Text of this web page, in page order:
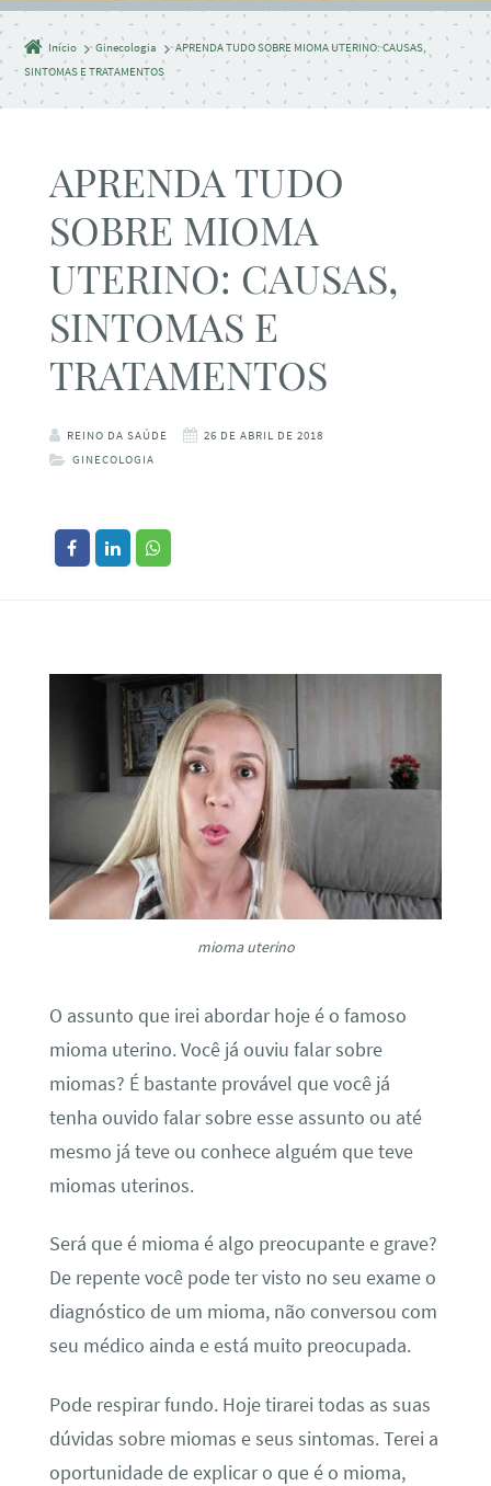
Início Ginecologia
APRENDA TUDO SOBRE MIOMA UTERINO: CAUSAS,
SINTOMAS E TRATAMENTOS
APRENDA TUDO
SOBRE MIOMA
UTERINO: CAUSAS,
SINTOMAS E
TRATAMENTOS
REINO DA SAÚDE
26 DE ABRIL DE 2018
GINECOLOGIA
mioma uterino
O assunto que irei abordar hoje é o famoso
mioma uterino. Você já ouviu falar sobre
miomas? É bastante provável que você já
tenha ouvido falar sobre esse assunto ou até
mesmo já teve ou conhece alguém que teve
miomas uterinos.
Será que é mioma é algo preocupante e grave?
De repente você pode ter visto no seu exame o
diagnóstico de um mioma, não conversou com
seu médico ainda e está muito preocupada.
Pode respirar fundo. Hoje tirarei todas as suas
dúvidas sobre miomas e seus sintomas. Terei a
oportunidade de explicar o que é o mioma,